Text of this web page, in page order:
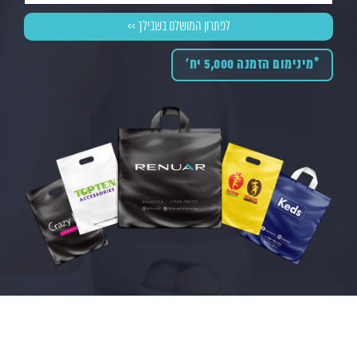
*מינימום הזמנה 5,000 יח'